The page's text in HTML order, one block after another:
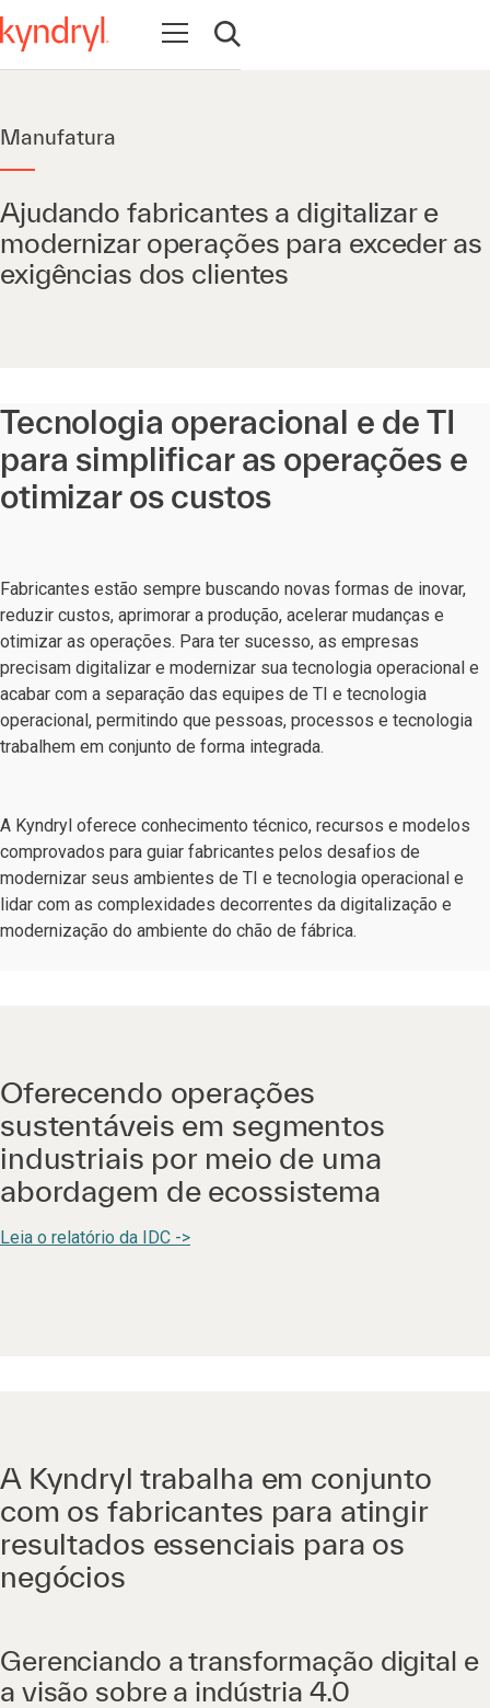
Abrir navegação
Abrir pesquisa
Manufatura
Ajudando fabricantes a digitalizar e
modernizar operações para exceder as
exigências dos clientes
Tecnologia operacional e de TI
para simplificar as operações e
otimizar os custos
Fabricantes estão sempre buscando novas formas de inovar,
reduzir custos, aprimorar a produção, acelerar mudanças e
otimizar as operações. Para ter sucesso, as empresas
precisam digitalizar e modernizar sua tecnologia operacional e
acabar com a separação das equipes de TI e tecnologia
operacional, permitindo que pessoas, processos e tecnologia
trabalhem em conjunto de forma integrada.
A Kyndryl oferece conhecimento técnico, recursos e modelos
comprovados para guiar fabricantes pelos desafios de
modernizar seus ambientes de TI e tecnologia operacional e
lidar com as complexidades decorrentes da digitalização e
modernização do ambiente do chão de fábrica.
Oferecendo operações
sustentáveis em segmentos
industriais por meio de uma
abordagem de ecossistema
Leia o relatório da IDC ->
A Kyndryl trabalha em conjunto
com os fabricantes para atingir
resultados essenciais para os
negócios
Gerenciando a transformação digital e
a visão sobre a indústria 4.0